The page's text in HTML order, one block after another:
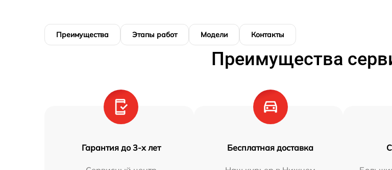
Преимущества Этапы работ Модели Контакты
Преимущества
Гарантия до 3-х лет Бесплатная доставка